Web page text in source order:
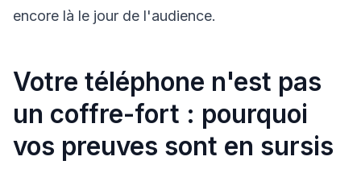
encore là le jour de l'audience.
Votre téléphone n'est pas
un coffre-fort : pourquoi
vos preuves sont en sursis